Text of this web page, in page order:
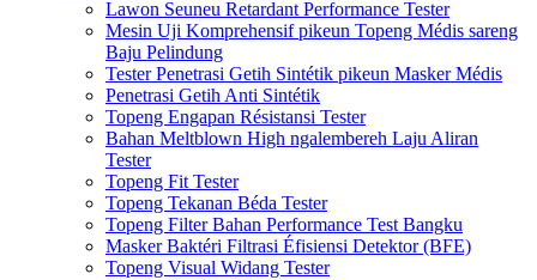
Lawon Seuneu Retardant Performance Tester
Mesin Uji Komprehensif pikeun Topeng Médis sareng
Baju Pelindung
Tester Penetrasi Getih Sintétik pikeun Masker Médis
Penetrasi Getih Anti Sintétik
Topeng Engapan Résistansi Tester
Bahan Meltblown High ngalembereh Laju Aliran
Tester
Topeng Fit Tester
Topeng Tekanan Béda Tester
Topeng Filter Bahan Performance Test Bangku
Masker Baktéri Filtrasi Éfisiensi Detektor (BFE)
Topeng Visual Widang Tester